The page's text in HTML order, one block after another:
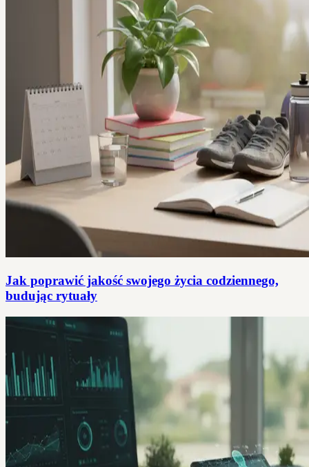
Jak poprawić jakość swojego życia codziennego,
budując rytuały